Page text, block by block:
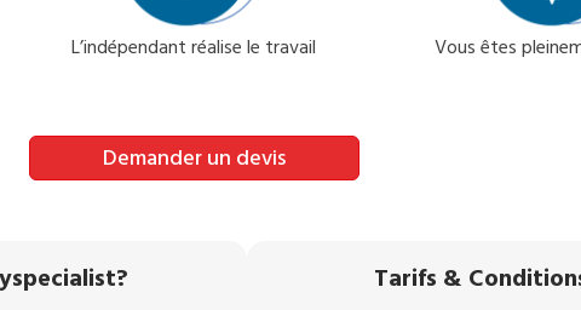
L’indépendant réalise le travail Vous êtes
Demander un devis
Tarifs &